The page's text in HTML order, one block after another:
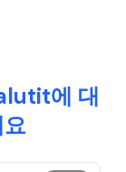
에 대